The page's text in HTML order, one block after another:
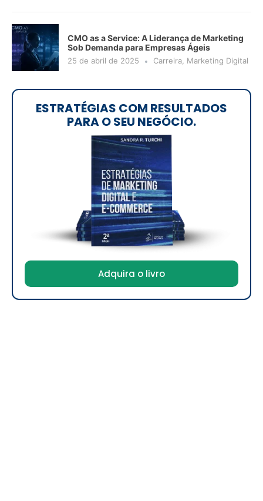
CMO as a Service: A Liderança de Marketing
Sob Demanda para Empresas Ágeis
25 de abril de 2025 Carreira Marketing Digital
ESTRATÉGIAS COM RESULTADOS
PARA O SEU NEGÓCIO.
Adquira o livro